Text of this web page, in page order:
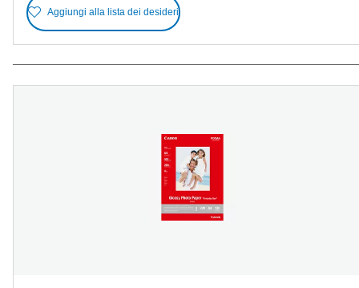
Aggiungi alla lista dei desideri